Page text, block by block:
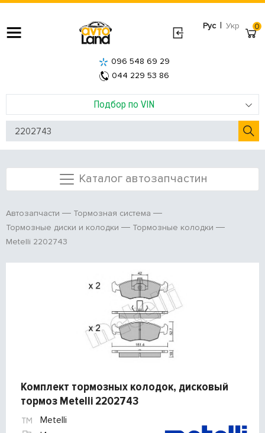
Рус | Укр
Подбор по VIN
096 548 69 29
044 229 53 86
0
Каталог автозапчастин
Автозапчасти
Тормозная система
Тормозные диски и колодки
Тормозные колодки
Metelli 2202743
Комплект тормозных колодок, дисковый
тормоз Metelli 2202743
Metelli